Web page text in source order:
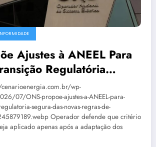
Ajustes à ANEEL Para
Regulatória
Novas Regras De
wp-
07/ONS-propoe-ajustes-a-ANEEL-para-
segura-das-novas-regras-de-
Operador defende que critério
aplicado apenas após a adaptação dos